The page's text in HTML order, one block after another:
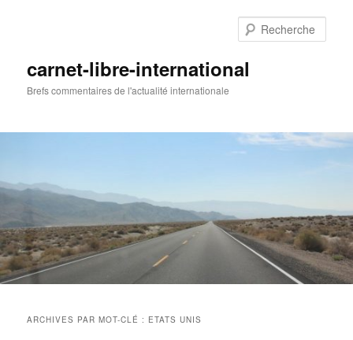
carnet-libre-international
Brefs commentaires de l'actualité internationale
ARCHIVES PAR MOT-CLÉ : ETATS UNIS